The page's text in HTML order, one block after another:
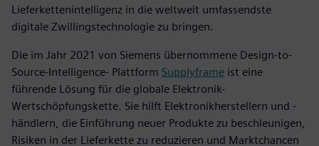
Lieferkettenintelligenz in die weltweit umfassendste
digitale Zwillingstechnologie zu bringen.
Die im Jahr 2021 von Siemens übernommene Design-to-
Source-Intelligence- Plattform Supplyframe ist eine
führende Lösung für die globale Elektronik-
Wertschöpfungskette. Sie hilft Elektronikherstellern und -
händlern, die Einführung neuer Produkte zu beschleunigen,
Risiken in der Lieferkette zu reduzieren und Marktchancen